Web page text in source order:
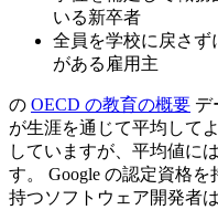
いる新卒者
全員を学校に戻さず
がある雇用主
の OECD の教育の概要 デ
が生涯を通じて平均して
していますが、平均値に
す。 Google の認定資格
持つソフトウェア開発者